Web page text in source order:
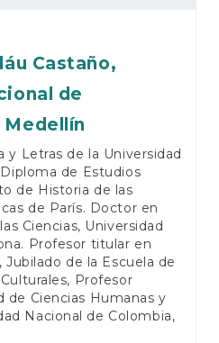
Castaño,
de
Medellín
y Letras de la Universidad
de Estudios
de Historia de las
de París. Doctor en
Ciencias, Universidad
Profesor titular en
de la Escuela de
Profesor
de Ciencias Humanas y
Nacional de Colombia,